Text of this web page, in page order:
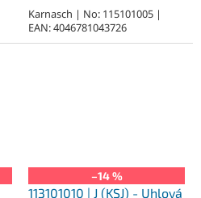
Karnasch | No: 115101005 |
EAN: 4046781043726
–14 %
113101010 | J (KSJ) - Uhlová